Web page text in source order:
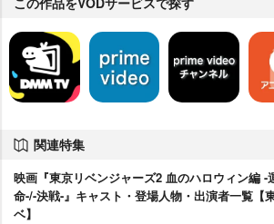
関連特集
映画『東京リベンジャーズ2 血のハロウィン編 -
命-/-決戦-』キャスト・登場人物・出演者一覧【
ベ】